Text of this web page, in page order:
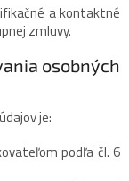
a kontaktné
zmluvy.
osobných
je:
podľa čl. 6